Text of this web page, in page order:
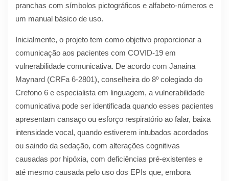
pranchas com símbolos pictográficos e alfabeto-números e
um manual básico de uso.
Inicialmente, o projeto tem como objetivo proporcionar a
comunicação aos pacientes com COVID-19 em
vulnerabilidade comunicativa. De acordo com Janaina
Maynard (CRFa 6-2801), conselheira do 8º colegiado do
Crefono 6 e especialista em linguagem, a vulnerabilidade
comunicativa pode ser identificada quando esses pacientes
apresentam cansaço ou esforço respiratório ao falar, baixa
intensidade vocal, quando estiverem intubados acordados
ou saindo da sedação, com alterações cognitivas
causadas por hipóxia, com deficiências pré-existentes e
até mesmo causada pelo uso dos EPIs que, embora